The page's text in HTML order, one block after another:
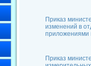
Приказ
изменений в
приложениями
Приказ